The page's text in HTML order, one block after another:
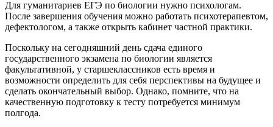
Для гуманитариев ЕГЭ по биологии нужно психологам.
После завершения обучения можно работать психотерапевтом,
дефектологом, а также открыть кабинет частной практики.
Поскольку на сегодняшний день сдача единого
государственного экзамена по биологии является
факультативной, у старшеклассников есть время и
возможности определить для себя перспективы на будущее и
сделать окончательный выбор. Однако, помните, что на
качественную подготовку к тесту потребуется минимум
полгода.